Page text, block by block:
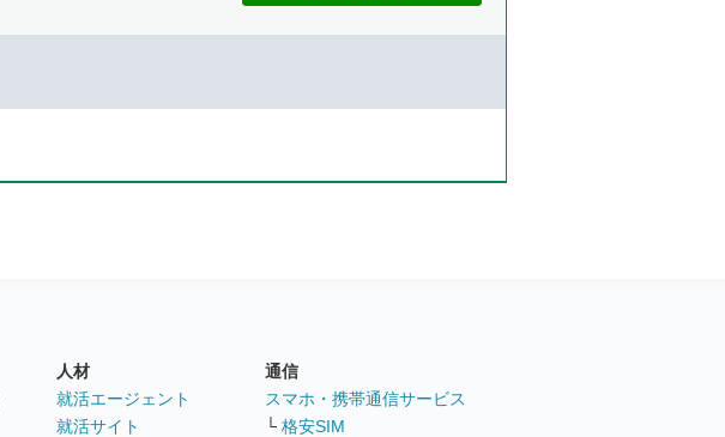
人材
就活エージェント
就活サイト
通信
スマホ・携帯通信サービス
└ 格安SIM